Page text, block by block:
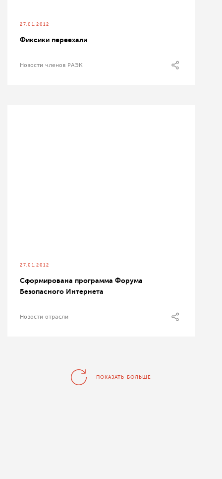
27.01.2012
Фиксики переехали
Новости членов РАЭК
27.01.2012
Сформирована программа Форума
Безопасного Интернета
Новости отрасли
ПОКАЗАТЬ БОЛЬШЕ